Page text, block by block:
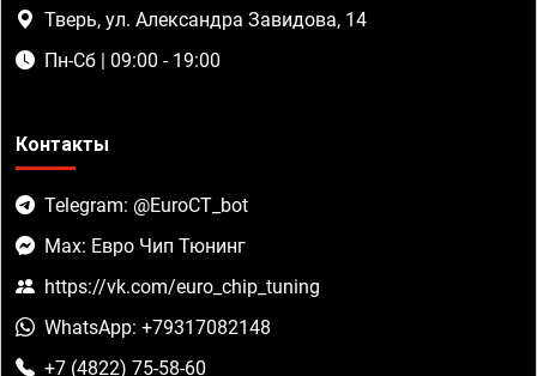
Тверь, ул. Александра Завидова, 14
Пн-Сб | 09:00 - 19:00
Контакты
Telegram: @EuroCT_bot
Max: Евро Чип Тюнинг
https://vk.com/euro_chip_tuning
WhatsApp: +79317082148
+7 (4822) 75-58-60